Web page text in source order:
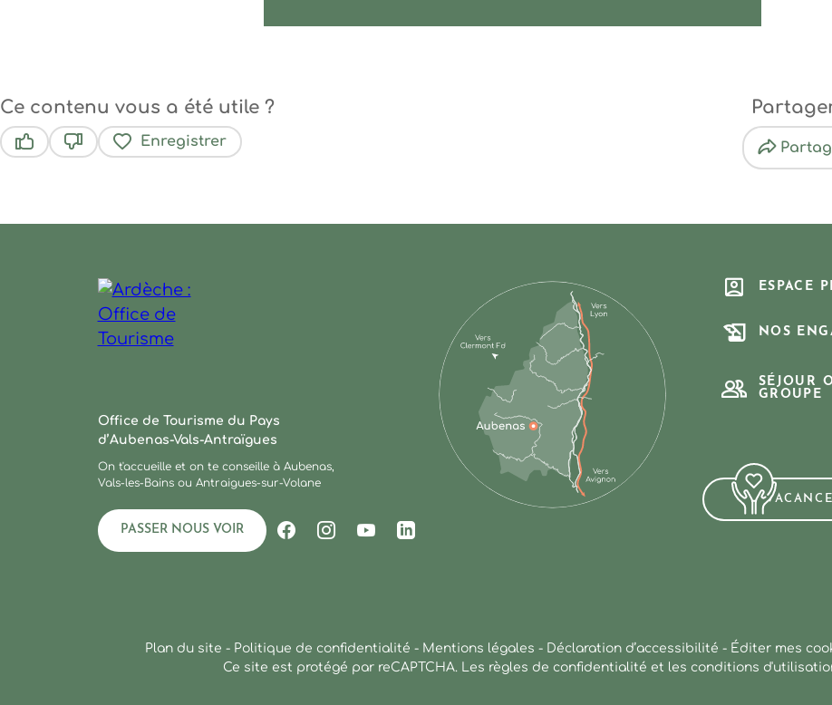
Ce contenu vous a été utile ?
Enregistrer
Office de Tourisme du Pays
d’Aubenas-Vals-Antraïgues
On t'accueille et on te conseille à Aubenas,
Vals-les-Bains ou Antraigues-sur-Volane
PASSER NOUS VOIR
Suivez-nous sur Facebook
Suivez-nous sur Instagram
Suivez-nous sur Youtube
Suivez-nous sur Linkedin
ESPACE
NOS
SÉJOUR
GROUPE
Plan du site - Politique de confidentialité - Mentions légales - Déclaration d’accessibilité - Éditer mes
Ce site est protégé par reCAPTCHA. Les règles de confidentialité et les conditions